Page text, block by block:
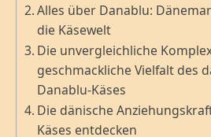
Alles über Danablu:
die Käsewelt
Die unvergleichliche
geschmackliche Vielfalt des
Danablu-Käses
Die dänische
Käses entdecken